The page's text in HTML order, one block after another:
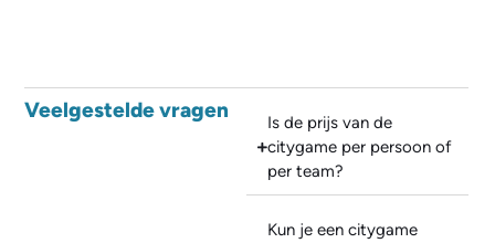
Veelgestelde vragen
Is de prijs van de
citygame per persoon of
per team?
Kun je een citygame